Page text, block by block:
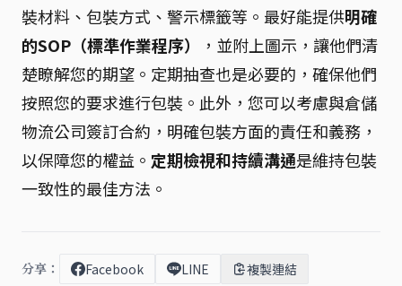
裝材料、包裝方式、警示標籤等。最好能提供明確
的SOP（標準作業程序）
，並附上圖示，讓他們清
楚瞭解您的期望。定期抽查也是必要的，確保他們
按照您的要求進行包裝。此外，您可以考慮與倉儲
物流公司簽訂合約，明確包裝方面的責任和義務，
以保障您的權益。 定期檢視和持續溝通是維持包裝
一致性的最佳方法。
分享： Facebook LINE 複製連結